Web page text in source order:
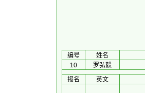
编号 姓名
10
罗弘毅
报名
英文